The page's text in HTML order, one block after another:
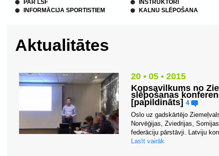
PAR LSF
INFORMĀCIJA SPORTISTIEM
INSTRUKTORI
KALNU SLĒPOŠANA
Aktualitātes
20 • 05 • 2015
Kopsavilkums no
slēpošanas
[papildināts] 4
Oslo uz gadskārtējo
Norvēģijas, Zviedrijas,
federāciju pārstāvji. Latviju
Lasīt vairāk